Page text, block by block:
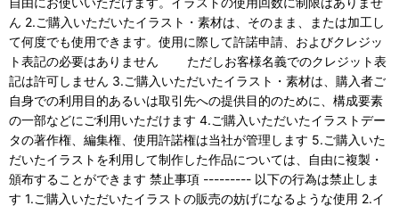
ん 2.ご購入いただいたイラスト・素材は、そのまま、または加工し
て何度でも使用できます。使用に際して許諾申請、およびクレジッ
ト表記の必要はありません ただしお客様名義でのクレジット表
記は許可しません 3.ご購入いただいたイラスト・素材は、購入者ご
自身での利用目的あるいは取引先への提供目的のために、構成要素
の一部などにご利用いただけます 4.ご購入いただいたイラストデー
タの著作権、編集権、使用許諾権は当社が管理します 5.ご購入いた
だいたイラストを利用して制作した作品については、自由に複製・
頒布することができます 禁止事項 --------- 以下の行為は禁止しま
す 1.ご購入いただいたイラストの販売の妨げになるような使用 2.イ